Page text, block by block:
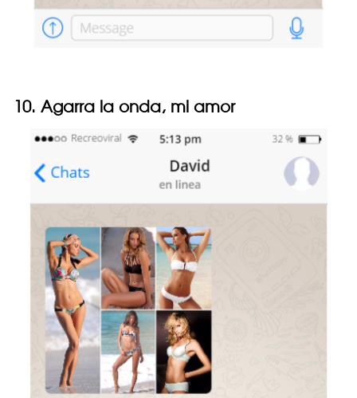
10. Agarra la onda, mi amor